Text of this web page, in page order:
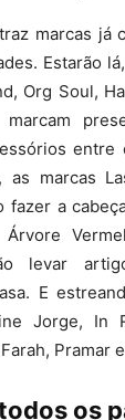
marcas já
Estarão
Org Soul,
as marcas
fazer a
levar
E
Jorge, In
Pramar
os